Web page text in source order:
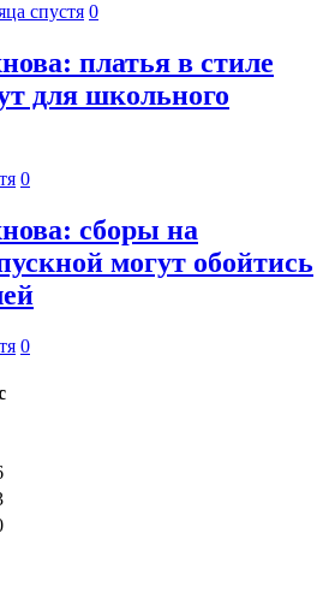
спустя 0
платья в стиле
для школьного
0
сборы на
могут обойтись
0